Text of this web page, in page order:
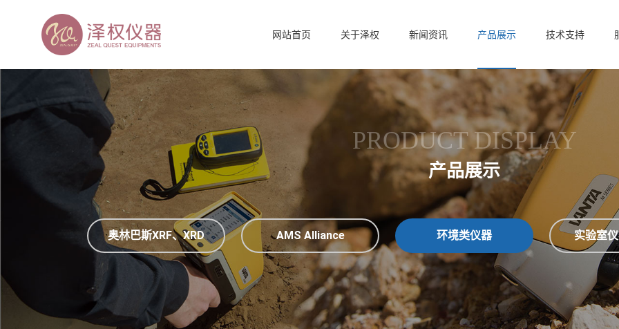
网站首页 关于泽权 新闻资讯 产品展示 技术支持
PRODUCT DISPLAY
产品展示
奥林巴斯XRF、XRD AMS Alliance 环境类仪器 实验室